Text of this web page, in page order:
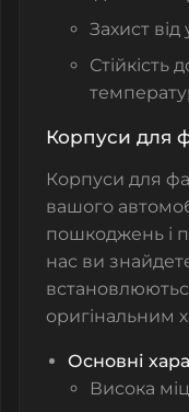
Захист від
Стійкість
Корпуси для
Корпуси для
вашого
пошкоджень і
нас ви
оригінальним
Основні
Висока